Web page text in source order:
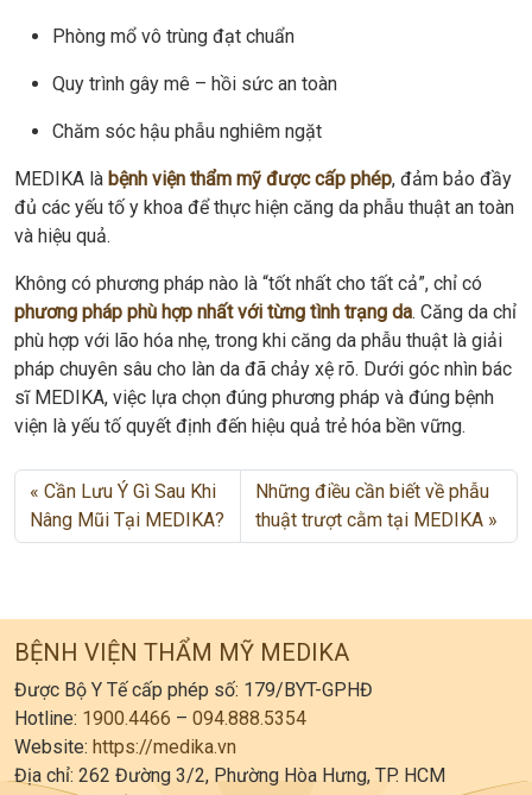
Phòng mổ vô trùng đạt chuẩn
Quy trình gây mê – hồi sức an toàn
Chăm sóc hậu phẫu nghiêm ngặt
MEDIKA là bệnh viện thẩm mỹ được cấp phép, đảm bảo đầy
đủ các yếu tố y khoa để thực hiện căng da phẫu thuật an toàn
và hiệu quả.
Không có phương pháp nào là “tốt nhất cho tất cả”, chỉ có
phương pháp phù hợp nhất với từng tình trạng da. Căng da chỉ
phù hợp với lão hóa nhẹ, trong khi căng da phẫu thuật là giải
pháp chuyên sâu cho làn da đã chảy xệ rõ. Dưới góc nhìn bác
sĩ MEDIKA, việc lựa chọn đúng phương pháp và đúng bệnh
viện là yếu tố quyết định đến hiệu quả trẻ hóa bền vững.
Cần Lưu Ý Gì Sau Khi
Nâng Mũi Tại MEDIKA?
Những điều cần biết về phẫu
thuật trượt cằm tại MEDIKA
BỆNH VIỆN THẨM MỸ MEDIKA
Được Bộ Y Tế cấp phép số: 179/BYT-GPHĐ
Hotline: 1900.4466 – 094.888.5354
Website: https://medika.vn
Địa chỉ: 262 Đường 3/2, Phường Hòa Hưng, TP. HCM